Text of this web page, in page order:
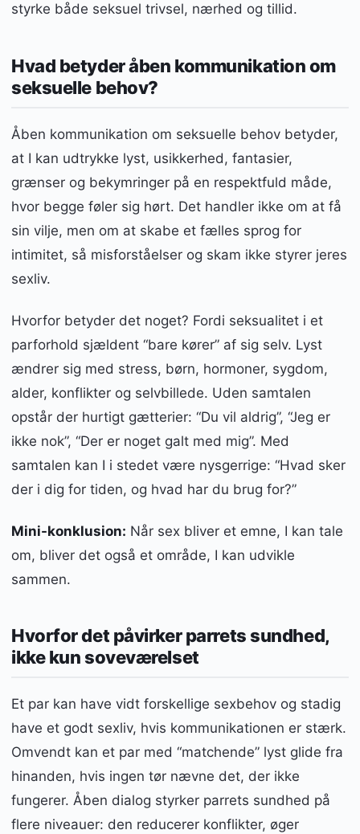
styrke både seksuel trivsel, nærhed og tillid.
Hvad betyder åben kommunikation om
seksuelle behov?
Åben kommunikation om seksuelle behov betyder,
at I kan udtrykke lyst, usikkerhed, fantasier,
grænser og bekymringer på en respektfuld måde,
hvor begge føler sig hørt. Det handler ikke om at få
sin vilje, men om at skabe et fælles sprog for
intimitet, så misforståelser og skam ikke styrer jeres
sexliv.
Hvorfor betyder det noget? Fordi seksualitet i et
parforhold sjældent “bare kører” af sig selv. Lyst
ændrer sig med stress, børn, hormoner, sygdom,
alder, konflikter og selvbillede. Uden samtalen
opstår der hurtigt gætterier: “Du vil aldrig”, “Jeg er
ikke nok”, “Der er noget galt med mig”. Med
samtalen kan I i stedet være nysgerrige: “Hvad sker
der i dig for tiden, og hvad har du brug for?”
Mini-konklusion: Når sex bliver et emne, I kan tale
om, bliver det også et område, I kan udvikle
sammen.
Hvorfor det påvirker parrets sundhed,
ikke kun soveværelset
Et par kan have vidt forskellige sexbehov og stadig
have et godt sexliv, hvis kommunikationen er stærk.
Omvendt kan et par med “matchende” lyst glide fra
hinanden, hvis ingen tør nævne det, der ikke
fungerer. Åben dialog styrker parrets sundhed på
flere niveauer: den reducerer konflikter, øger